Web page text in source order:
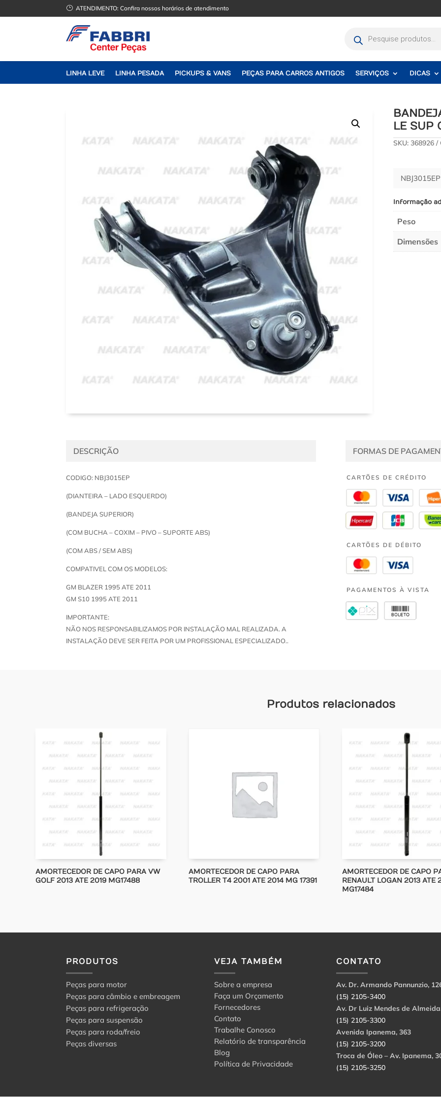
} ATENDIMENTO:Confira nossos horários de atendimento
produtos
LINHA LEVE LINHA PESADA PICKUPS & VANS PEÇAS PARA CARROS ANTIGOS SERVIÇOS DICAS
LE SUP
SKU: 368926
Informação
Peso
Dimensões
DESCRIÇÃO
CODIGO: NBJ3015EP
(DIANTEIRA – LADO ESQUERDO)
(BANDEJA SUPERIOR)
(COM BUCHA – COXIM – PIVO – SUPORTE ABS)
(COM ABS / SEM ABS)
COMPATIVEL COM OS MODELOS:
GM BLAZER 1995 ATE 2011
GM S10 1995 ATE 2011
IMPORTANTE:
NÃO NOS RESPONSABILIZAMOS POR INSTALAÇÃO MAL REALIZADA. A
INSTALAÇÃO DEVE SER FEITA POR UM PROFISSIONAL ESPECIALIZADO..
FORMAS DE
CARTÕES DE CRÉDITO
CARTÕES DE DÉBITO
PAGAMENTOS À VISTA
Produtos relacionados
AMORTECEDOR DE CAPO PARA VW
GOLF 2013 ATE 2019 MG17488
AMORTECEDOR DE CAPO PARA
TROLLER T4 2001 ATE 2014 MG 17391
AMORTECEDOR DE CAPO
RENAULT LOGAN 2013 ATE
MG17484
PRODUTOS
Peças para motor
Peças para câmbio e embreagem
Peças para refrigeração
Peças para suspensão
Peças para roda/freio
Peças diversas
VEJA TAMBÉM
Sobre a empresa
Faça um Orçamento
Fornecedores
Contato
Trabalhe Conosco
Relatório de transparência
Blog
Política de Privacidade
CONTATO
Av. Dr. Armando Pannunzio,
(15) 2105-3400
Av. Dr Luiz Mendes de
(15) 2105-3300
Avenida Ipanema, 363
(15) 2105-3200
Troca de Óleo – Av. Ipanema,
(15) 2105-3250